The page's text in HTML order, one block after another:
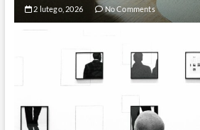
2 lutego, 2026 No Comments